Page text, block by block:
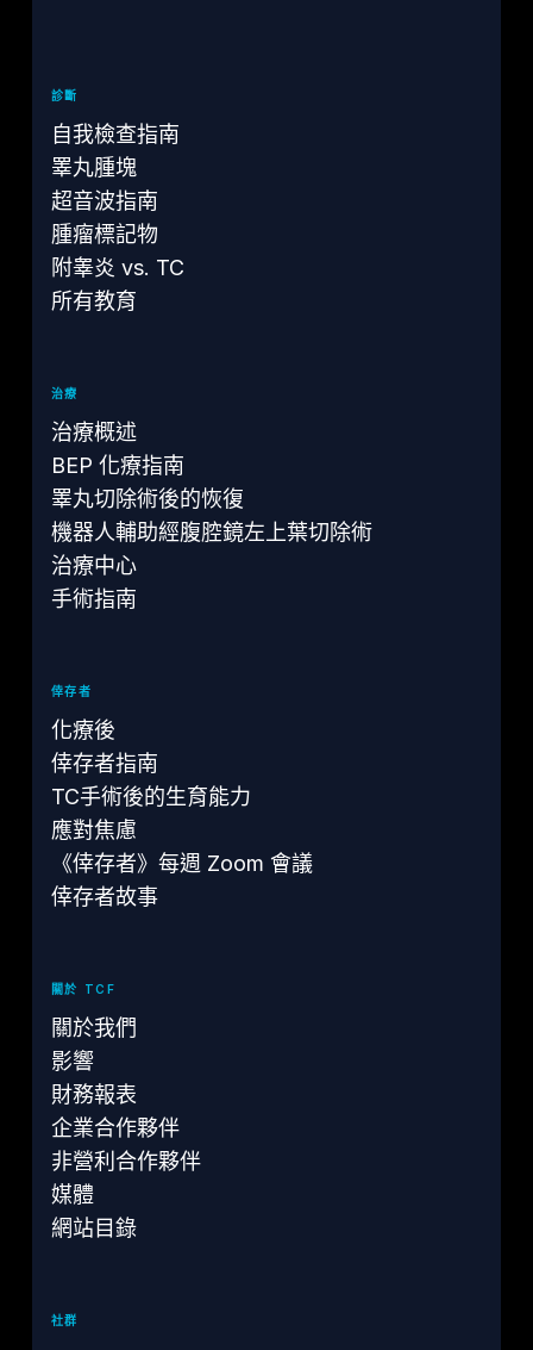
診斷
自我檢查指南
睪丸腫塊
超音波指南
腫瘤標記物
附睾炎 vs. TC
所有教育
治療
治療概述
BEP 化療指南
睪丸切除術後的恢復
機器人輔助經腹腔鏡左上葉切除術
治療中心
手術指南
倖存者
化療後
倖存者指南
TC手術後的生育能力
應對焦慮
《倖存者》每週 Zoom 會議
倖存者故事
關於 TCF
關於我們
影響
財務報表
企業合作夥伴
非營利合作夥伴
媒體
網站目錄
社群